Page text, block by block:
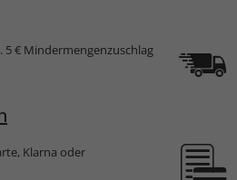
5 € Mindermengenzuschlag
Klarna oder